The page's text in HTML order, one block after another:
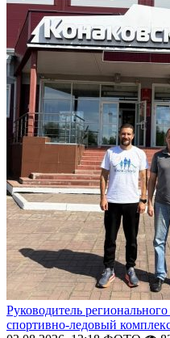
Руководитель
спортивно-ледовый